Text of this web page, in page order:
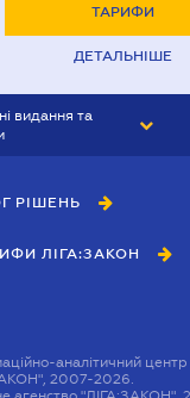
ТАРИФИ
ДЕТАЛЬНІШЕ
видання та
МСФЗ
РІШЕНЬ
ЛІГА:ЗАКОН
аналітичний
2007-2026.